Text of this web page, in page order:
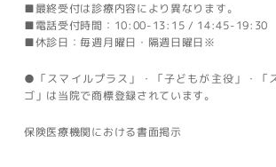
■最終受付は診療内容により異なります。
■電話受付時間：10:00-13:15 / 14:45-19:30
■休診日：毎週月曜日・隔週日曜日※
●「スマイルプラス」・「子どもが主役」・「
ゴ」は当院で商標登録されています。
保険医療機関における書面掲示